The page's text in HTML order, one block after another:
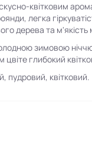
квітковим
легка
дерева та м'якість
зимовою
глибокий
пудровий, квітковий.